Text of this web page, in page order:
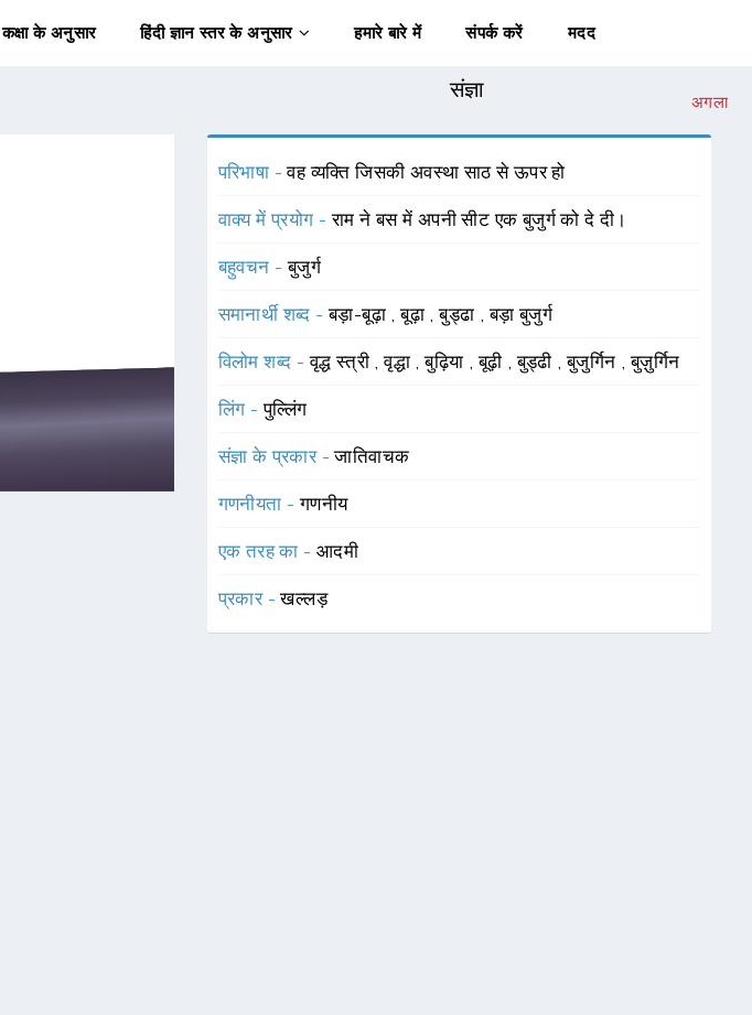
कक्षा के अनुसार हिंदी ज्ञान स्तर के अनुसार हमारे बारे में संपर्क करें मदद
संज्ञा
अगला
परिभाषा -वह व्यक्ति जिसकी अवस्था साठ से ऊपर हो
वाक्य में प्रयोग -राम ने बस में अपनी सीट एक बुजुर्ग को दे दी।
बहुवचन -बुजुर्ग
समानार्थी शब्द -बड़ा-बूढ़ा ,बूढ़ा ,बुड्ढा ,बड़ा बुजुर्ग
विलोम शब्द -वृद्ध स्त्री ,वृद्धा ,बुढ़िया ,बूढ़ी ,बुड्ढी ,बुजुर्गिन ,बुज़ुर्गिन
लिंग -पुल्लिंग
संज्ञा के प्रकार -जातिवाचक
गणनीयता -गणनीय
एक तरह का - आदमी
प्रकार -खल्लड़